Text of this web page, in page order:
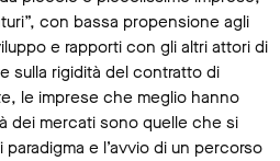
con bassa propensione agli
e rapporti con gli altri attori di
sulla rigidità del contratto di
le imprese che meglio hanno
dei mercati sono quelle che si
e l’avvio di un percorso